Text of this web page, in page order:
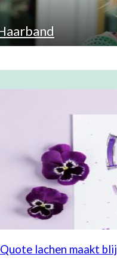
Quote lachen maakt blij